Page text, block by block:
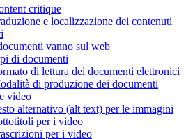
critique
e localizzazione dei contenuti
vanno sul web
di documenti
di lettura dei documenti elettronici
di produzione dei documenti
video
alternativo (alt text) per le immagini
per i video
per i video